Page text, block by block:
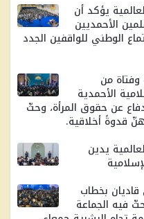
يؤكد أن
الأحمديين
الوطني للواقفين الجدد
من 1700 امرأة وفتاة من
الأحمدية
عن حقوق المرأة، وحثّ
قدوةً أخلاقية.
يدين
السنوية الـ 130 في قاديان بخطاب
فيه الجماعة